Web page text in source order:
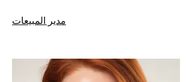
مدير المبيعات